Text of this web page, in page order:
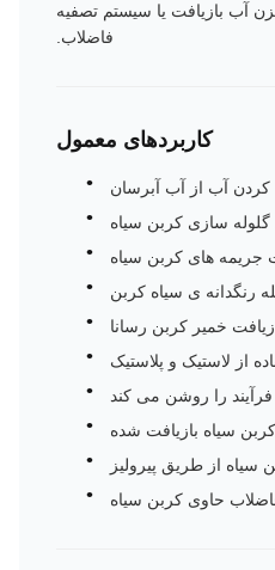
آب بازیافت یا سیستم تصفیه
فاضلاب.
کاربردهای معمول
کردن آب از آب آبرسان
گلوله سازی کربن سیاه
جریمه های کربن سیاه
رنگدانه ی سیاه کربن
خمیر کربن رسانا
از لاستیک و پلاستیک
را روشن می کند
سیاه بازیافت شده
از طریق پیرولیز
حاوی کربن سیاه